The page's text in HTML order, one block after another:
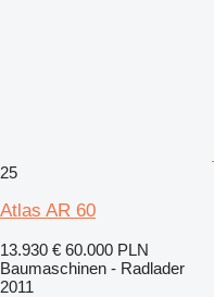
25
Atlas AR 60
13.930 € 60.000 PLN
Baumaschinen - Radlader
2011